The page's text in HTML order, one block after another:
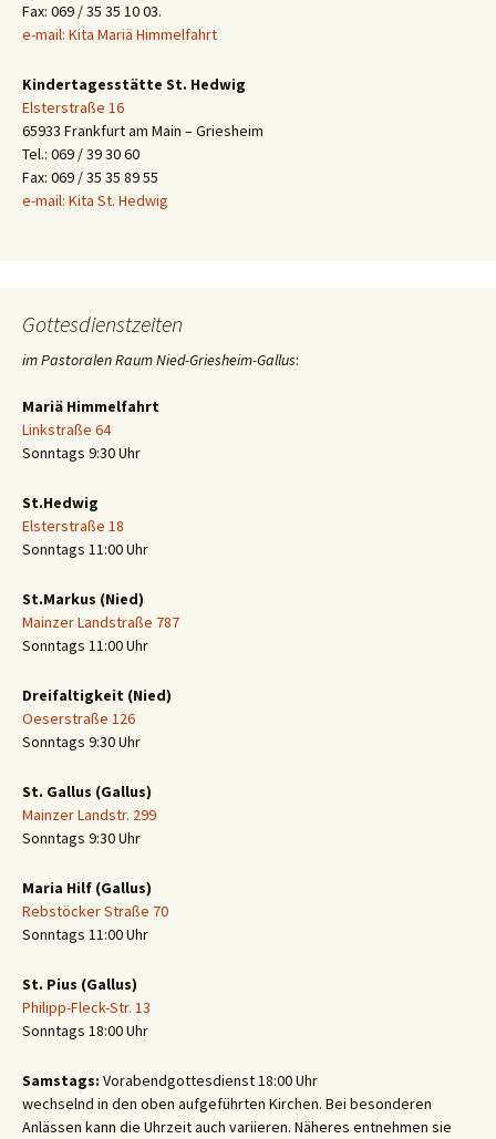
Fax: 069 / 35 35 10 03.
e-mail: Kita Mariä Himmelfahrt
Kindertagesstätte St. Hedwig
Elsterstraße 16
65933 Frankfurt am Main – Griesheim
Tel.: 069 / 39 30 60
Fax: 069 / 35 35 89 55
e-mail: Kita St. Hedwig
Gottesdienstzeiten
im Pastoralen Raum Nied-Griesheim-Gallus:
Mariä Himmelfahrt
Linkstraße 64
Sonntags 9:30 Uhr
St.Hedwig
Elsterstraße 18
Sonntags 11:00 Uhr
St.Markus (Nied)
Mainzer Landstraße 787
Sonntags 11:00 Uhr
Dreifaltigkeit (Nied)
Oeserstraße 126
Sonntags 9:30 Uhr
St. Gallus (Gallus)
Mainzer Landstr. 299
Sonntags 9:30 Uhr
Maria Hilf (Gallus)
Rebstöcker Straße 70
Sonntags 11:00 Uhr
St. Pius (Gallus)
Philipp-Fleck-Str. 13
Sonntags 18:00 Uhr
Samstags: Vorabendgottesdienst 18:00 Uhr
wechselnd in den oben aufgeführten Kirchen. Bei besonderen
Anlässen kann die Uhrzeit auch variieren. Näheres entnehmen sie